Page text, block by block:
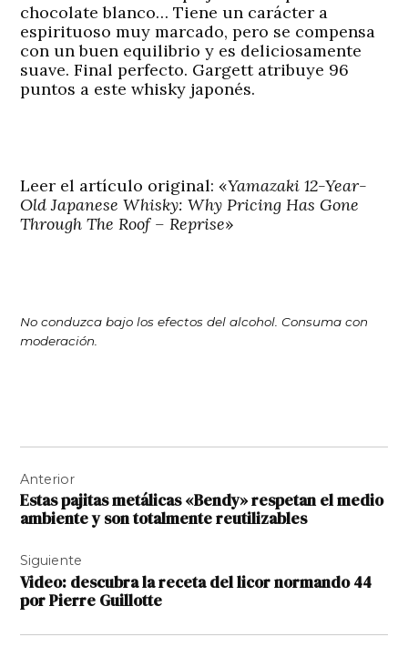
chocolate blanco… Tiene un carácter a
espirituoso muy marcado, pero se compensa
con un buen equilibrio y es deliciosamente
suave. Final perfecto. Gargett atribuye 96
puntos a este whisky japonés.
Leer el artículo original: «Yamazaki 12-Year-
Old Japanese Whisky: Why Pricing Has Gone
Through The Roof – Reprise»
No conduzca bajo los efectos del alcohol. Consuma con
moderación.
de
entradas
Anterior
Estas pajitas metálicas «Bendy» respetan el medio
ambiente y son totalmente reutilizables
Siguiente
Video: descubra la receta del licor normando 44
por Pierre Guillotte